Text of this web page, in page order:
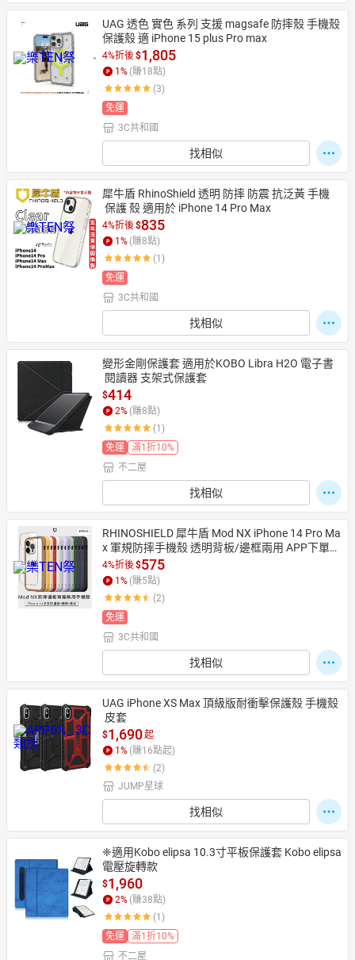
UAG 透色 實色 系列 支援 magsafe 防摔殼 手機殼
保護殼 適 iPhone 15 plus Pro max
4%折後$1,805
1 % (賺18點)
(3)
免運
3C共和國
找相似
犀牛盾 RhinoShield 透明 防摔 防震 抗泛黃 手機
保護 殼 適用於 iPhone 14 Pro Max
4%折後$835
1 % (賺8點)
(1)
免運
3C共和國
找相似
變形金剛保護套 適用於KOBO Libra H2O 電子書
閱讀器 支架式保護套
$414
2% (賺8點)
(1)
免運
滿1折10%
不二屋
找相似
RHINOSHIELD 犀牛盾 Mod NX iPhone 14 Pro Ma
x 軍規防摔手機殼 透明背板/邊框兩用 APP下單享
6%回饋
4%折後$575
1 % (賺5點)
(2)
免運
3C共和國
找相似
UAG iPhone XS Max 頂級版耐衝擊保護殼 手機殼
皮套
$1,690起
1 % (賺16點起)
(2)
JUMP星球
找相似
❈適用Kobo elipsa 10.3寸平板保護套 Kobo elipsa
電壓旋轉款
$1,960
2% (賺38點)
(1)
免運
滿1折10%
不二屋